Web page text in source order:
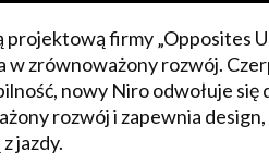
firmy „Opposites
zrównoważony rozwój.
nowy Niro odwołuje się
rozwój i zapewnia design,
jazdy.